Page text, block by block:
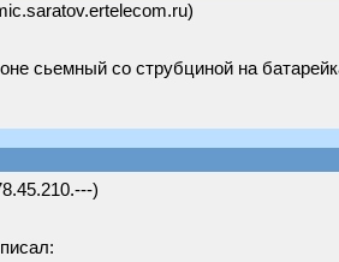
сьемный со струбциной на
)